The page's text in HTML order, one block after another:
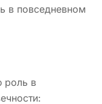
в повседневном
роль в